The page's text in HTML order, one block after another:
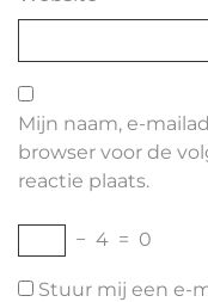
Mijn naam, e-
browser voor de
reactie plaats.
− 4 = 0
Stuur mij een e-